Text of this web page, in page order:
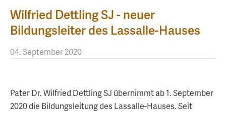
Wilfried Dettling SJ - neuer
Bildungsleiter des Lassalle-Hauses
04. September 2020
Pater Dr. Wilfried Dettling SJ übernimmt ab 1. September
2020 die Bildungsleitung des Lassalle-Hauses. Seit